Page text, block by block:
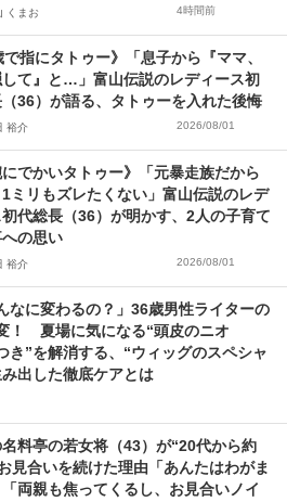
くまお 4時間前
で指にタトゥー》「息子から『ママ、
して』と…」富山伝説のレディース初
36）が語る、タトゥーを入れた後悔
裕介 2026/08/01
にでかいタトゥー》「元暴走族だから
ミリもズレたくない」富山伝説のレデ
初代総長（36）が明かす、2人の子育て
の思い
裕介 2026/08/01
なに変わるの？」36歳男性ライターの
！ 夏場に気になる“頭皮のニオ
き”を解消する、“ウィッグのスペシャ
み出した徹底ケアとは
料亭の若女将（43）が“20代から約
見合いを続けた理由「あんたはわがま
「両親も焦ってくるし、お見合いノイ